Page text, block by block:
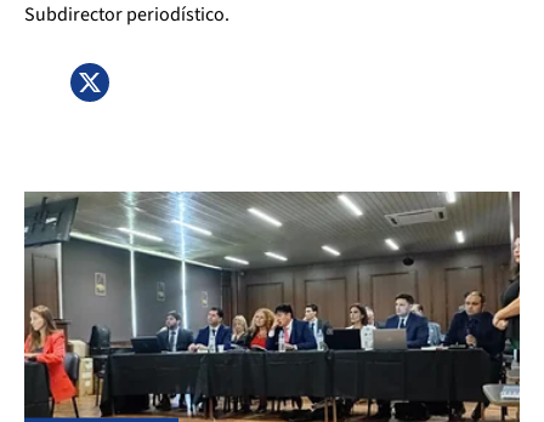
Subdirector periodístico.